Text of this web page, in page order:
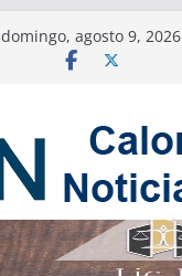
domingo, agosto 9, 2026